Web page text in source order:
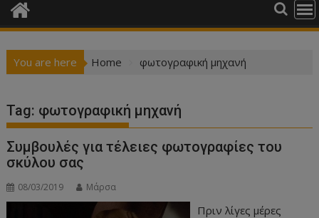
You are here Home φωτογραφική μηχανή
Tag: φωτογραφική μηχανή
Συμβουλές για τέλειες φωτογραφίες του
σκύλου σας
08/03/2019 Μάρσα
Πριν λίγες μέρες